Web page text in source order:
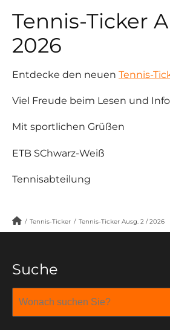
Tennis-Ticker
2026
Entdecke den neuen Tennis-
Viel Freude beim Lesen und
Mit sportlichen Grüßen
ETB SChwarz-Weiß
Tennisabteilung
/ Tennis-Ticker / Tennis-Ticker Ausg. 2 / 2026
Suche